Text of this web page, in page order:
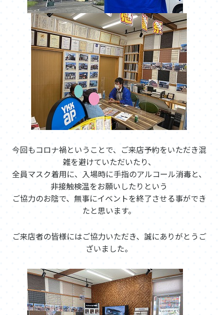
今回もコロナ禍ということで、ご来店予約をいただき混
雑を避けていただいたり、
全員マスク着用に、入場時に手指のアルコール消毒と、
非接触検温をお願いしたりという
ご協力のお陰で、無事にイベントを終了させる事ができ
たと思います。
ご来店者の皆様にはご協力いただき、誠にありがとうご
ざいました。